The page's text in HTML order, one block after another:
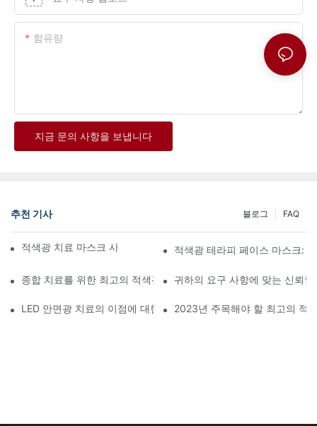
함유량
지금 문의 사항을 보냅니다
추천 기사 FAQ
블로그
적색광 치료 마스크 사용의 이점을 알아보세요적색광 테라피 페이스 마스크:
종합 치료를 위한 최고의 적색광 및 적외선 치료 장비
귀하의 요구 사항에 맞는 신뢰
LED 안면광 치료의 이점에 대한 심층 분석2023년 주목해야 할 최고의 적